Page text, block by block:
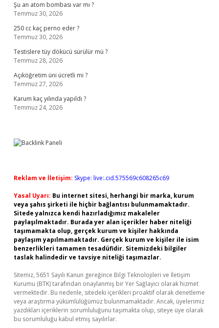
Şu an atom bombası var mı ?
Temmuz 30, 2026
250 cc kaç perno eder ?
Temmuz 30, 2026
Testislere tüy dökücü sürülür mü ?
Temmuz 28, 2026
Açıköğretim üni ücretli mi ?
Temmuz 27, 2026
Karum kaç yılında yapıldı ?
Temmuz 24, 2026
Reklam ve İletişim: Skype: live:.cid.575569c608265c69
Yasal Uyarı: Bu internet sitesi, herhangi bir marka, kurum
veya şahıs şirketi ile hiçbir bağlantısı bulunmamaktadır.
Sitede yalnızca kendi hazırladığımız makaleler
paylaşılmaktadır. Burada yer alan içerikler haber niteliği
taşımamakta olup, gerçek kurum ve kişiler hakkında
paylaşım yapılmamaktadır. Gerçek kurum ve kişiler ile isim
benzerlikleri tamamen tesadüfidir. Sitemizdeki bilgiler
taslak halindedir ve tavsiye niteliği taşımazlar.
Sitemiz, 5651 Sayılı Kanun gereğince Bilgi Teknolojileri ve İletişim
Kurumu (BTK) tarafından onaylanmış bir Yer Sağlayıcı olarak hizmet
vermektedir. Bu nedenle, sitedeki içerikleri proaktif olarak denetleme
veya araştırma yükümlülüğümüz bulunmamaktadır. Ancak, üyelerimiz
yazdıkları içeriklerin sorumluluğunu taşımakta olup, siteye üye olarak
bu sorumluluğu kabul etmiş sayılırlar.